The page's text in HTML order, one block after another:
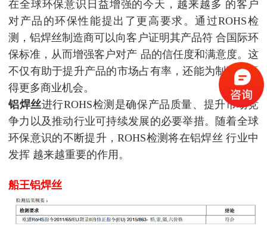
在全球环保意识日益增强的今天，越来越多 的客户
对产品的环保性能提出了更高要求。通过ROHS检
测，铝焊丝制造商可以向客户证明其产品符 合国际环
保标准，从而增强客户对产 品的信任度和满意度。这
不仅有助于提升产品的市场占有率，还能为制造商赢
得更多商业机会。
铝焊丝进行ROHS检测是确保产品质量、提升市场竞
争力以及推动行业可持续发展的必要举措。随着全球
环保意识的不断提升，ROHS检测将在铝焊丝 行业中
发挥 越来越重要的作用。
船王铝焊丝